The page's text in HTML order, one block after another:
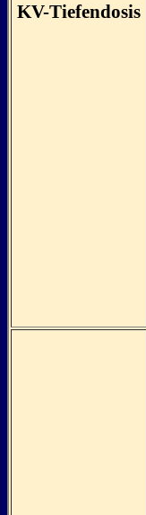
KV-Tiefendosis